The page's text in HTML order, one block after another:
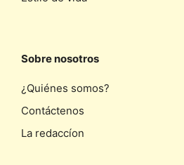
Sobre nosotros
¿Quiénes somos?
Contáctenos
La redaccíon